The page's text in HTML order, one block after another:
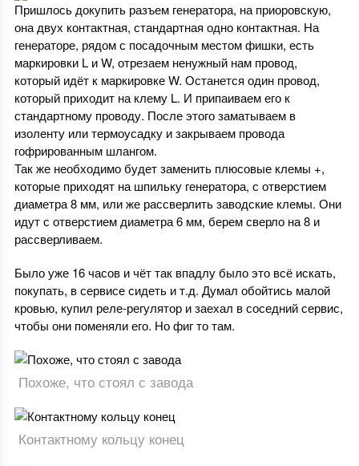
Пришлось докупить разъем генератора, на приоровскую,
она двух контактная, стандартная одно контактная. На
генераторе, рядом с посадочным местом фишки, есть
маркировки L и W, отрезаем ненужный нам провод,
который идёт к маркировке W. Останется один провод,
который приходит на клему L. И припаиваем его к
стандартному проводу. После этого заматываем в
изоленту или термоусадку и закрываем провода
гофрированным шлангом.
Так же необходимо будет заменить плюсовые клемы +,
которые приходят на шпильку генератора, с отверстием
диаметра 8 мм, или же рассверлить заводские клемы. Они
идут с отверстием диаметра 6 мм, берем сверло на 8 и
рассверливаем.
Было уже 16 часов и чёт так впадлу было это всё искать,
покупать, в сервисе сидеть и т.д. Думал обойтись малой
кровью, купил реле-регулятор и заехал в соседний сервис,
чтобы они поменяли его. Но фиг то там.
Похоже, что стоял с завода
Контактному кольцу конец